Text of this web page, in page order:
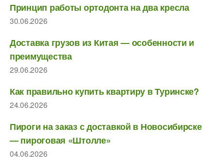
Принцип работы ортодонта на два кресла
30.06.2026
Доставка грузов из Китая — особенности и
преимущества
29.06.2026
Как правильно купить квартиру в Туринске?
24.06.2026
Пироги на заказ с доставкой в Новосибирске
— пироговая «Штолле»
04.06.2026